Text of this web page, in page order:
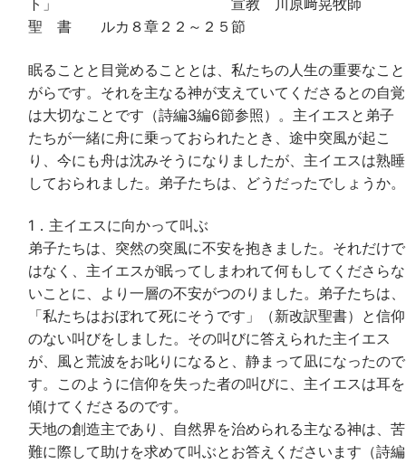
聖 書 ルカ８章２２～２５節
眠ることと目覚めることとは、私たちの人生の重要なこと
がらです。それを主なる神が支えていてくださるとの自覚
は大切なことです（詩編3編6節参照）。主イエスと弟子
たちが一緒に舟に乗っておられたとき、途中突風が起こ
り、今にも舟は沈みそうになりましたが、主イエスは熟睡
しておられました。弟子たちは、どうだったでしょうか。
1．主イエスに向かって叫ぶ
弟子たちは、突然の突風に不安を抱きました。それだけで
はなく、主イエスが眠ってしまわれて何もしてくださらな
いことに、より一層の不安がつのりました。弟子たちは、
「私たちはおぼれて死にそうです」（新改訳聖書）と信仰
のない叫びをしました。その叫びに答えられた主イエス
が、風と荒波をお叱りになると、静まって凪になったので
す。このように信仰を失った者の叫びに、主イエスは耳を
傾けてくださるのです。
天地の創造主であり、自然界を治められる主なる神は、苦
難に際して助けを求めて叫ぶとお答えくださいます（詩編